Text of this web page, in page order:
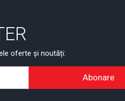
oferte și noutăți:
Abonare